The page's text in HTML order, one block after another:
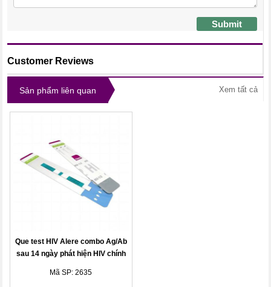
Submit
Customer Reviews
Sản phẩm liên quan Xem tất cả
Que test HIV Alere combo Ag/Ab
sau 14 ngày phát hiện HIV chính
Mã SP: 2635